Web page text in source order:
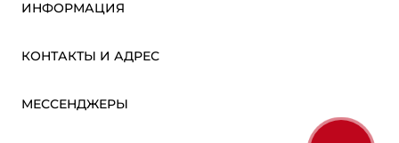
ИНФОРМАЦИЯ
ОПТ
О нас
КОНТАКТЫ И АДРЕС
МЕССЕНДЖЕРЫ